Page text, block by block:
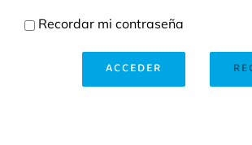
Recordar mi contraseña
ACCEDER